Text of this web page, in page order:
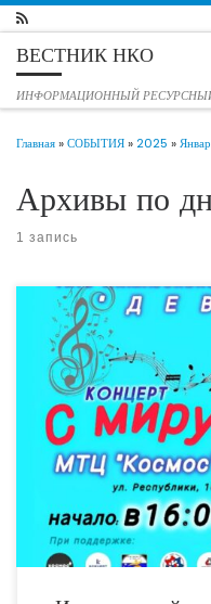
Перейти к содержимому
ВЕСТНИК НКО
ИНФОРМАЦИОННЫЙ
Главная»СОБЫТИЯ»2025 »
Архивы по
1 запись
Участник Альянса социально
Тюменской области — АНО
о проведении ежегодного
театрального центра «Космос». В